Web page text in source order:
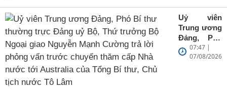
chuyến
thăm cấp
Nhà nước
tới New
Zealand của
Tổng Bí
Kết luận số
49-KL/TW
của Bộ
Chính trị
trong toàn
Uỷ viên
Trung ương
Đảng, Phó
Bí thư
thường
07:47 |
07/08/2026